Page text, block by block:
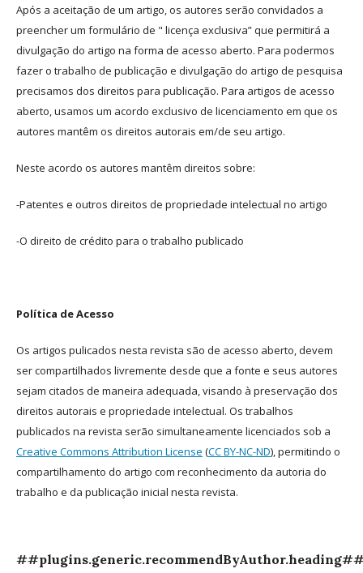
Após a aceitação de um artigo, os autores serão convidados a
preencher um formulário de " licença exclusiva” que permitirá a
divulgação do artigo na forma de acesso aberto. Para podermos
fazer o trabalho de publicação e divulgação do artigo de pesquisa
precisamos dos direitos para publicação. Para artigos de acesso
aberto, usamos um acordo exclusivo de licenciamento em que os
autores mantêm os direitos autorais em/de seu artigo.
Neste acordo os autores mantêm direitos sobre:
-Patentes e outros direitos de propriedade intelectual no artigo
-O direito de crédito para o trabalho publicado
Política de Acesso
Os artigos pulicados nesta revista são de acesso aberto, devem
ser compartilhados livremente desde que a fonte e seus autores
sejam citados de maneira adequada, visando à preservação dos
direitos autorais e propriedade intelectual. Os trabalhos
publicados na revista serão simultaneamente licenciados sob a
Creative Commons Attribution License (CC BY-NC-ND), permitindo o
compartilhamento do artigo com reconhecimento da autoria do
trabalho e da publicação inicial nesta revista.